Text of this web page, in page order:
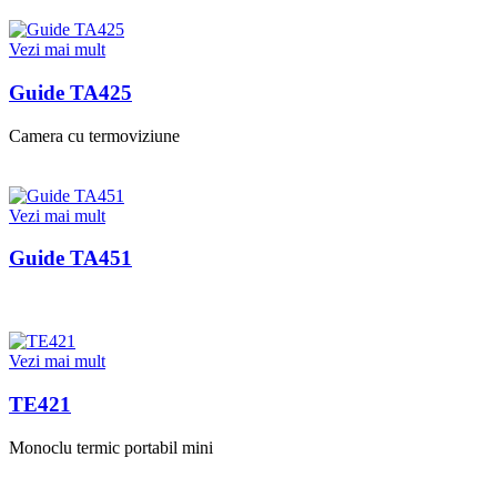
Vezi mai mult
Guide TA425
Camera cu termoviziune
Vezi mai mult
Guide TA451
Vezi mai mult
TE421
Monoclu termic portabil mini